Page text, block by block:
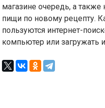
магазине очередь, а
пищи по новому рецепту.
пользуются интернет-
компьютер или загружать